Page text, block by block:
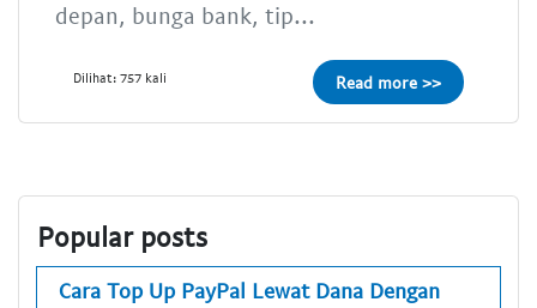
depan, bunga bank, tip...
Dilihat: 757 kali Read more >>
Popular posts
Cara Top Up PayPal Lewat Dana Dengan